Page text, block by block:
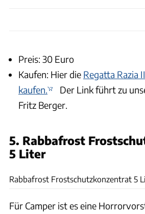
Preis: 30 Euro
Kaufen: Hier die Regatta Razia
kaufen.
Der Link führt zu
Fritz Berger.
5. Rabbafrost
5 Liter
Rabbafrost Frostschutzkonzentrat 5
Für Camper ist es eine